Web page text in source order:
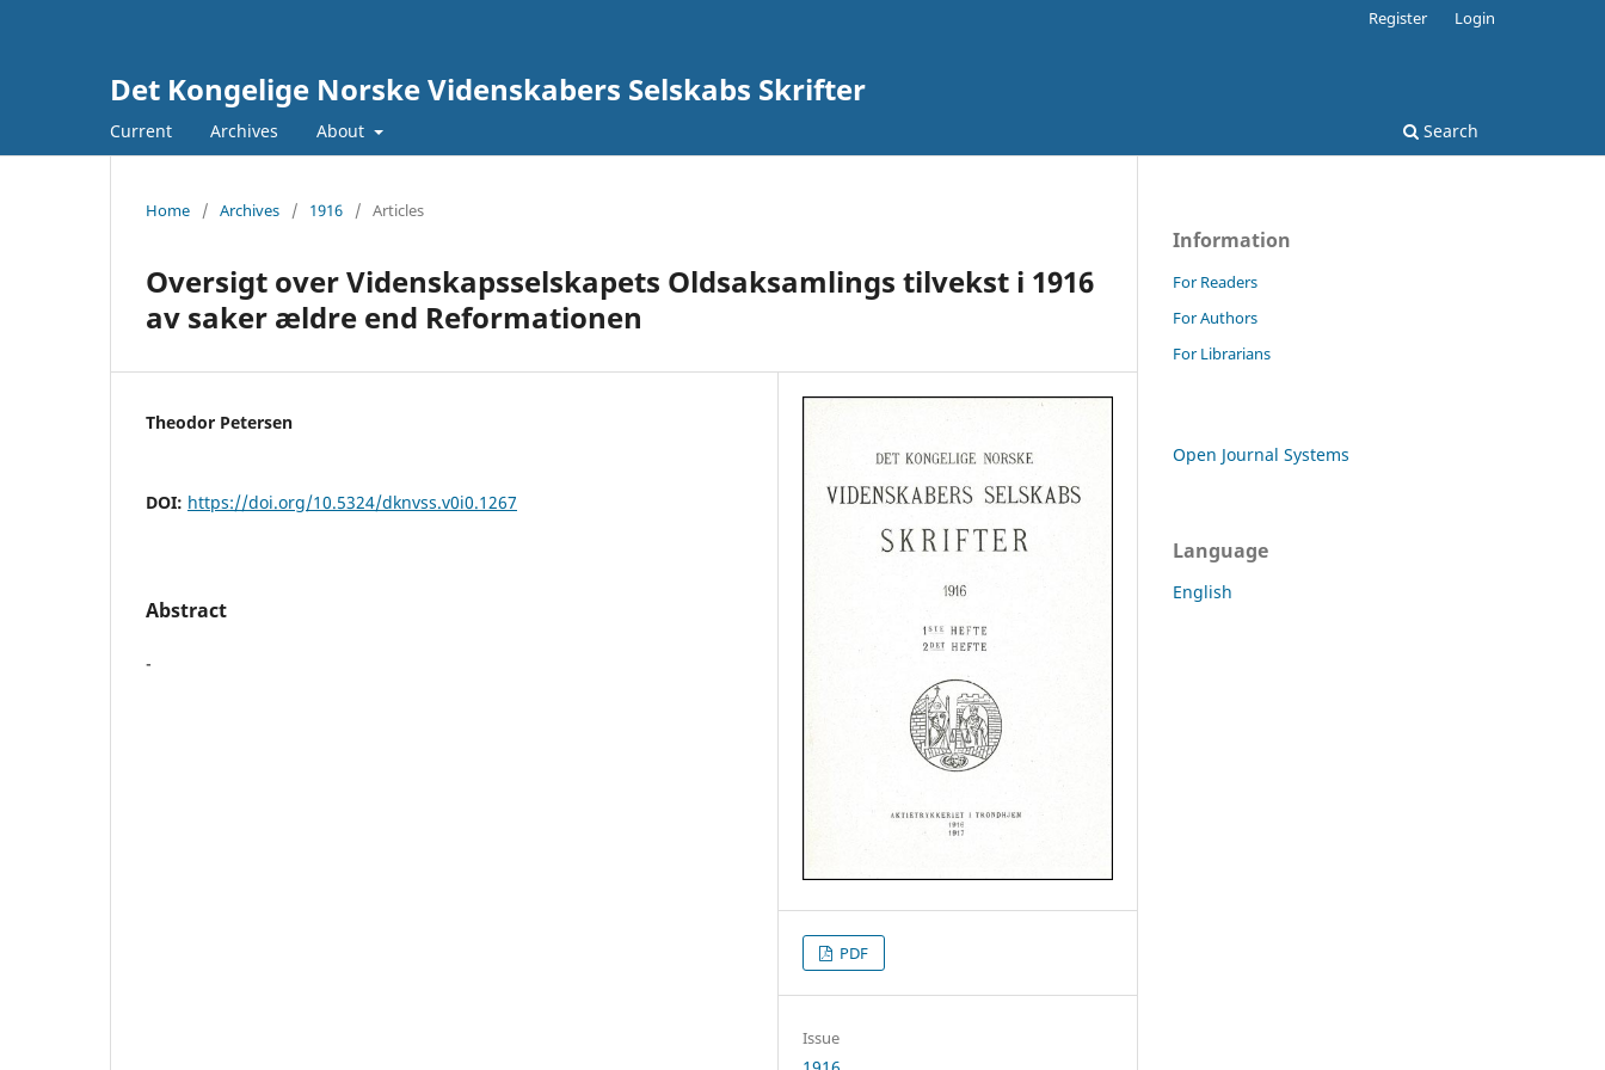
Det Kongelige Norske Videnskabers Selskabs Skrifter
Current Archives About Search
Register Login
Home / Archives / 1916 / Articles
Oversigt over Videnskapsselskapets Oldsaksamlings tilvekst i 1916
av saker ældre end Reformationen
Theodor Petersen
DOI: https://doi.org/10.5324/dknvss.v0i0.1267
Abstract
-
PDF
Issue
Information
For Readers
For Authors
For Librarians
Open Journal Systems
Language
English